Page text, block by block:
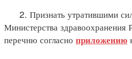
2. Признать утратившими
Министерства здравоохранения
перечню согласно приложению